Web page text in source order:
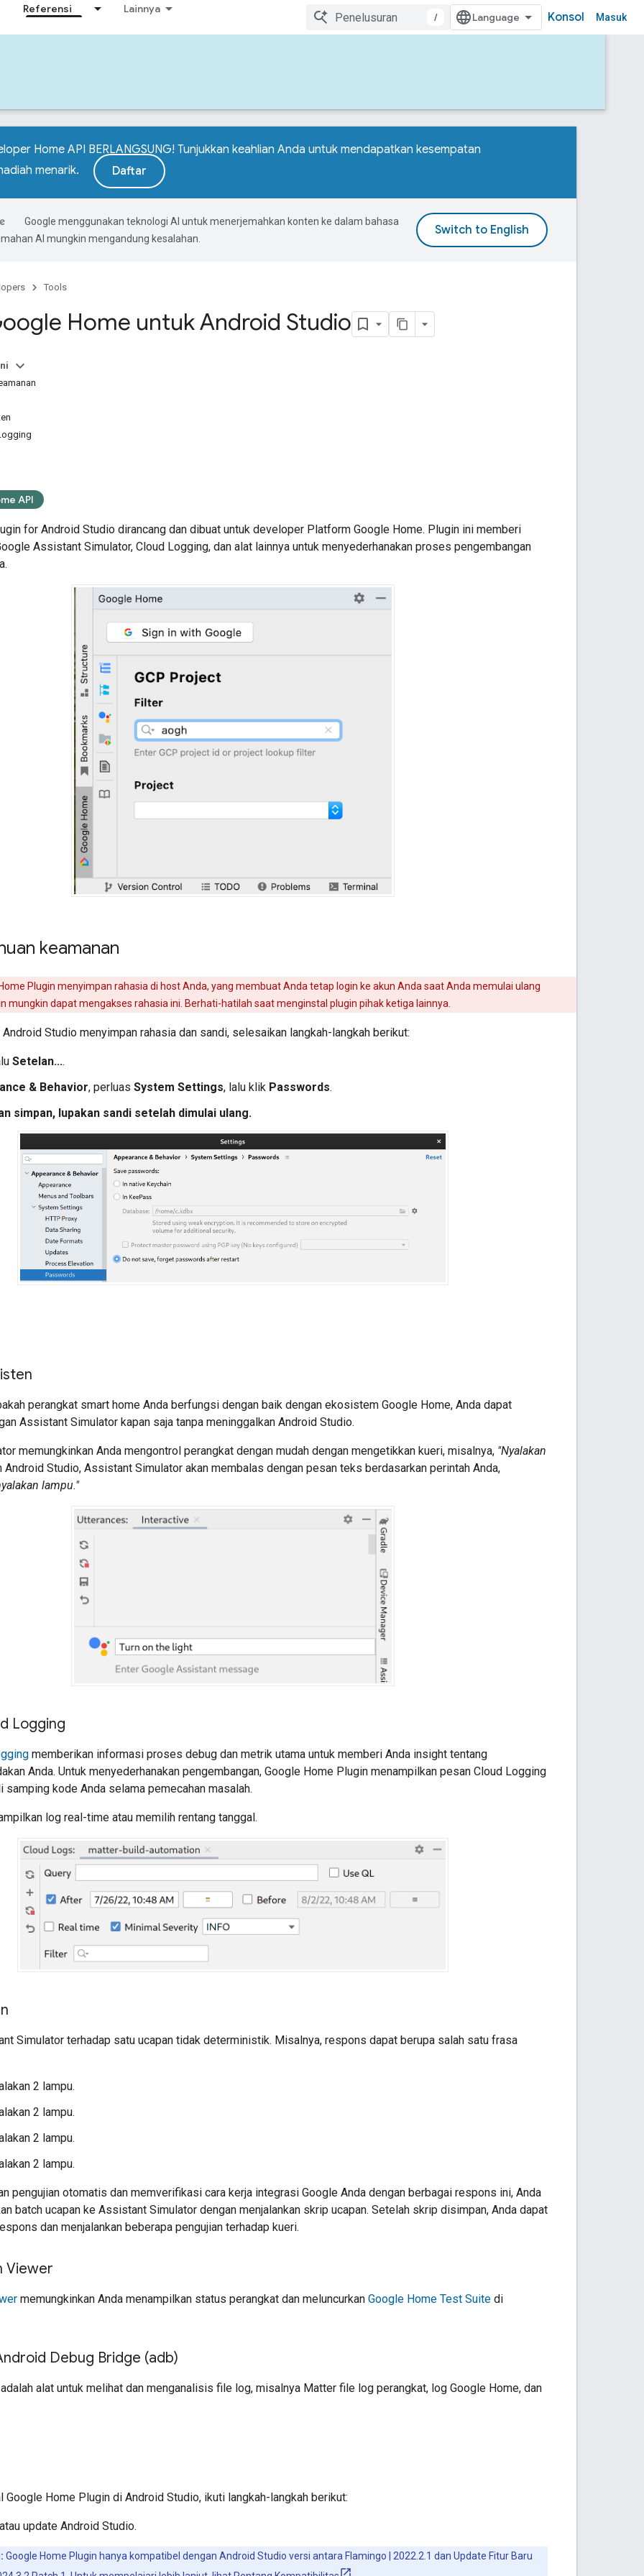
Referensi Lainnya
/ Konsol Masuk
Home API BERLANGSUNG! Tunjukkan keahlian Anda untuk mendapatkan kesempatan
menarik.
Daftar
Google menggunakan teknologi AI untuk menerjemahkan konten ke dalam bahasa
AI mungkin mengandung kesalahan.
Tools
Home untuk Android Studio
API
for Android Studio dirancang dan dibuat untuk developer Platform Google Home. Plugin ini memberi
Assistant Simulator, Cloud Logging, dan alat lainnya untuk menyederhanakan proses pengembangan
keamanan
Plugin menyimpan rahasia di host Anda, yang membuat Anda tetap login ke akun Anda saat Anda memulai ulang
mungkin dapat mengakses rahasia ini. Berhati-hatilah saat menginstal plugin pihak ketiga lainnya.
Android Studio menyimpan rahasia dan sandi, selesaikan langkah-langkah berikut:
Setelan....
& Behavior, perluas System Settings, lalu klik Passwords.
simpan, lupakan sandi setelah dimulai ulang.
perangkat smart home Anda berfungsi dengan baik dengan ekosistem Google Home, Anda dapat
Assistant Simulator kapan saja tanpa meninggalkan Android Studio.
memungkinkan Anda mengontrol perangkat dengan mudah dengan mengetikkan kueri, misalnya, "Nyalakan
Android Studio, Assistant Simulator akan membalas dengan pesan teks berdasarkan perintah Anda,
lampu."
Logging
memberikan informasi proses debug dan metrik utama untuk memberi Anda insight tentang
Anda. Untuk menyederhanakan pengembangan, Google Home Plugin menampilkan pesan Cloud Logging
samping kode Anda selama pemecahan masalah.
log real-time atau memilih rentang tanggal.
Simulator terhadap satu ucapan tidak deterministik. Misalnya, respons dapat berupa salah satu frasa
2 lampu.
2 lampu.
2 lampu.
2 lampu.
pengujian otomatis dan memverifikasi cara kerja integrasi Google Anda dengan berbagai respons ini, Anda
batch ucapan ke Assistant Simulator dengan menjalankan skrip ucapan. Setelah skrip disimpan, Anda dapat
dan menjalankan beberapa pengujian terhadap kueri.
Viewer
memungkinkan Anda menampilkan status perangkat dan meluncurkan Google Home Test Suite di
Debug Bridge (adb)
adalah alat untuk melihat dan menganalisis file log, misalnya Matter file log perangkat, log Google Home, dan
Google Home Plugin di Android Studio, ikuti langkah-langkah berikut:
update Android Studio.
Google Home Plugin hanya kompatibel dengan Android Studio versi antara Flamingo | 2022.2.1 dan Update Fitur Baru